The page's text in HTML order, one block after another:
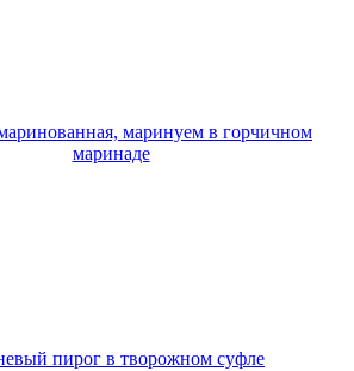
маринуем в горчичном
маринаде
пирог в творожном суфле